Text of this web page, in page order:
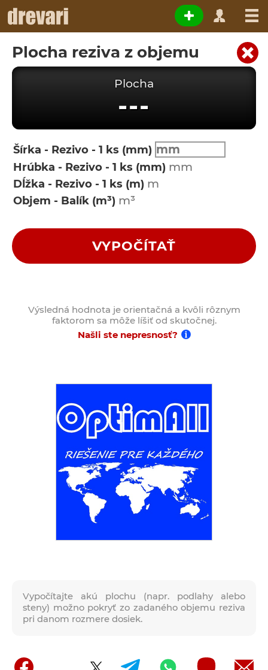
Plocha reziva z objemu
Vypočítajte akú plochu (napr. podlahy alebo
steny) možno pokryť zo zadaného objemu reziva
pri danom rozmere dosiek.
Plocha
---
Šírka - Rezivo - 1 ks (mm)
Hrúbka - Rezivo - 1 ks (mm)
Dĺžka - Rezivo - 1 ks (m)
Objem - Balík (m³)
VYPOČÍTAŤ
Výsledná hodnota je orientačná a kvôli rôznym
faktorom sa môže líšiť od skutočnej.
Našli ste nepresnosť?